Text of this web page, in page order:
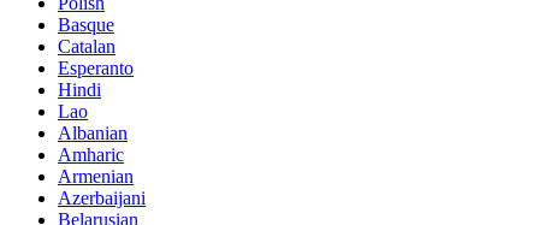
Basque
Catalan
Esperanto
Hindi
Lao
Albanian
Amharic
Armenian
Azerbaijani
Belarusian